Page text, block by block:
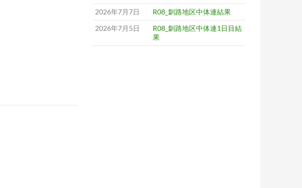
2026年7月7日
R08_釧路地区中体連結果
2026年7月5日
R08_釧路地区中体連1日目結
果